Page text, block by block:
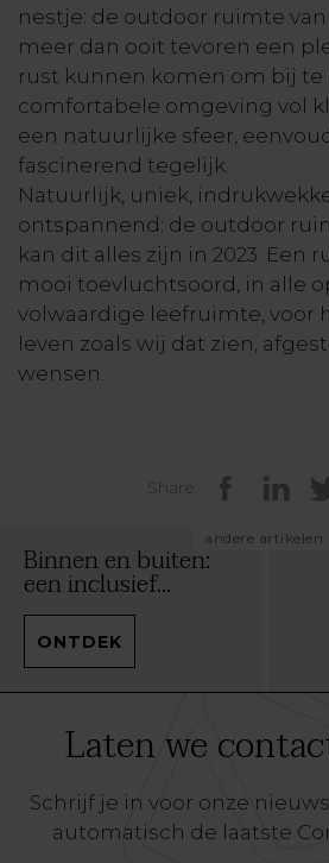
nestje: de outdoor ruimte
meer dan ooit tevoren een
rust kunnen komen om bij te
comfortabele omgeving vol
een natuurlijke sfeer,
fascinerend tegelijk.
Natuurlijk, uniek,
ontspannend: de outdoor
kan dit alles zijn in 2023. Een
mooi toevluchtsoord, in alle
volwaardige leefruimte, voor
leven zoals wij dat zien,
wensen.
Share
andere artikelen:
Binnen en buiten:
een inclusief...
ONTDEK
Laten we
Schrijf je in voor onze
automatisch de laatste